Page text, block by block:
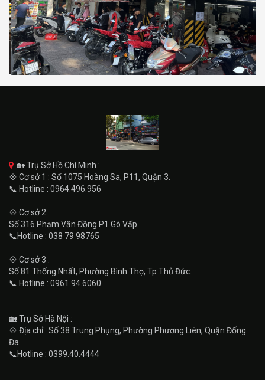
🏡 Trụ Sở Hồ Chí Minh :
💠 Cơ sở 1 : Số 1075 Hoàng Sa, P11, Quận 3.
📞 Hotline : 0964.496.956
💠 Cơ sở 2 :
Số 316 Phạm Văn Đồng P1 Gò Vấp
📞Hotline : 038 79 98765
💠 Cơ sở 3 :
Số 81 Thống Nhất, Phường Bình Thọ, Tp Thủ Đức.
📞 Hotline : 0961.94.6060
🏡 Trụ Sở Hà Nội :
💠 Địa chỉ : Số 38 Trung Phụng, Phường Phương Liên, Quận Đống
Đa
📞Hotline : 0399.40.4444